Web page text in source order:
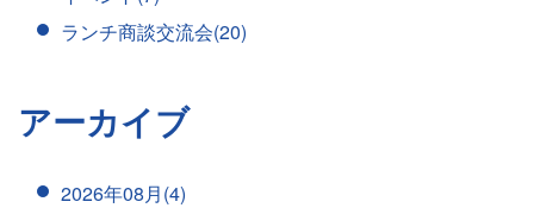
ランチ商談交流会(20)
アーカイブ
2026年08月(4)